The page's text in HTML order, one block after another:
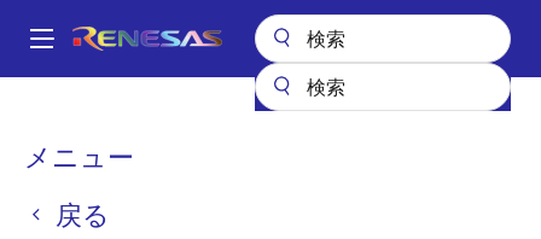
ン
Main
メニュー
戻る
パ
く
RJU65E04DWA
RJU65E04DWA
廃止品